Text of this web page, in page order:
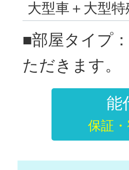
大型車＋大型特
■部屋タイプ
ただきます。
能
保証